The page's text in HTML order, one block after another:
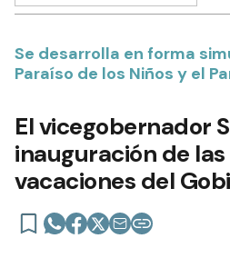
Se desarrolla en forma
Paraíso de los Niños y el
El vicegobernador
inauguración de
vacaciones del